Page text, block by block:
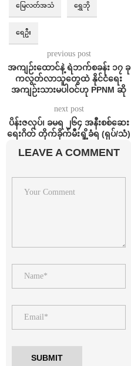
မြေလတ်အသံ ရွှေဘို
ရေဦး
previous post
အကျဉ်းထောင်နဲ့ ရဲဘက်စခန်း ၁၇ ခု
ကလွတ်လာသူတွေထဲ နိုင်ငံရေး
အကျဉ်းသားမပါဝင်ဟု PPNM ဆို
next post
ပိန်းဇလုပ်၊ ခမရ ၂၆၄ အနီးစစ်ဆေး
ရေးဂိတ် တိုက်ခိုက်မီးရှို့ခံရ (ရုပ်/သံ)
LEAVE A COMMENT